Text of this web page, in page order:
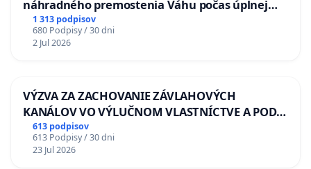
náhradného premostenia Váhu počas úplnej
uzávery Vážskeho mosta v Komárne
1 313 podpisov
680 Podpisy / 30 dni
2 Jul 2026
VÝZVA ZA ZACHOVANIE ZÁVLAHOVÝCH
KANÁLOV VO VÝLUČNOM VLASTNÍCTVE A POD
KONTROLOU SLOVENSKEJ REPUBLIKY & žiadosť
na riešenie zanedbaného stavu závlahových a
odvodňovacích kanálov na Slovensku
613 podpisov
613 Podpisy / 30 dni
23 Jul 2026